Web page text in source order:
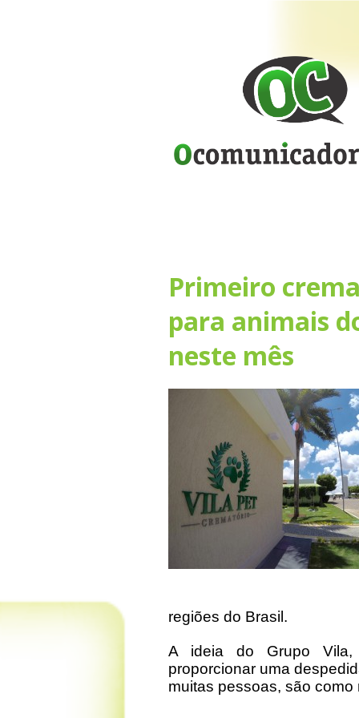
Primeiro
para animais
neste mês
regiões do Brasil.
A ideia do Grupo Vila,
proporcionar uma
muitas pessoas, são